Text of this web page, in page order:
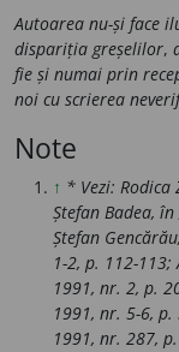
Autoarea nu-și face
dispariția greșelilor,
fie și numai prin
noi cu scrierea
Note
↑ * Vezi: Rodica
Ștefan Badea,
Ștefan
1-2, p. 112-
1991, nr. 2, p.
1991, nr. 5-6,
1991, nr. 287,